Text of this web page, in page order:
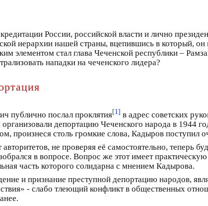
России, российской власти и лично
иерархии нашей страны, вцепившись в который,
элементом стал глава Чеченской республики –
нападки на чеченского лидера?
публично послал проклятия[1] в адрес советских
депортацию Чеченского народа в 1944
произнеся столь громкие слова, Кадыров поступил
не проверяя её самостоятельно, теперь
в вопросе. Вопрос же этот имеет
часть которого солидарна с мнением Кадырова.
и признание преступной депортацию народов,
- слабо тлеющий конфликт в общественных